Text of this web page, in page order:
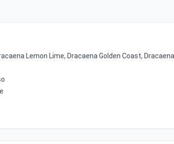
Lemon Lime, Dracaena Golden Coast,